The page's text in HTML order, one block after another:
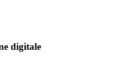
digitale